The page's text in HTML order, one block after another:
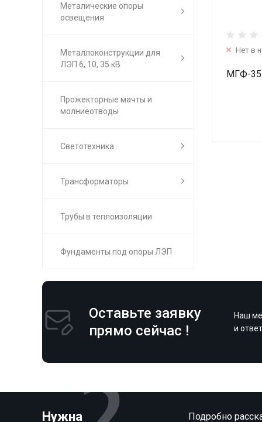
Металические опоры
освещения
Металлоконструкции для
ЛЭП 6, 10, 35 кВ
Прожекторные мачты и
молниеотводы
Светотехника
Трансформаторы
Трубы в теплоизоляции
Фундаменты под опоры ЛЭП
Нет в
МГФ-
Оставьте заявку
прямо сейчас !
Наш
и
Нужна Подробно